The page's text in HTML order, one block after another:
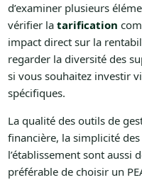
d’examiner plusieurs
vérifier la tarification
impact direct sur la
regarder la diversité des
si vous souhaitez investir
spécifiques.
La qualité des outils de
financière, la simplicité
l’établissement sont aussi
préférable de choisir un